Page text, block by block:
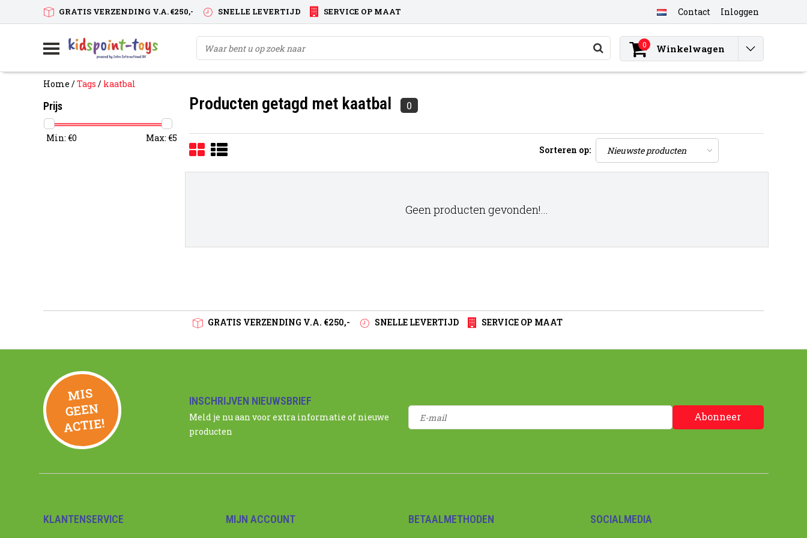
GRATIS VERZENDING V.A. €250,- SNELLE LEVERTIJD SERVICE OP MAAT Contact Inloggen
0 Winkelwagen
Home /Tags / kaatbal
Prijs
Min: €0 Max: €5
Producten getagd met kaatbal 0
Sorteren op:
Geen producten gevonden!...
GRATIS VERZENDING V.A. €250,- SNELLE LEVERTIJD SERVICE OP MAAT
MIS
GEE
N
ACTIE!
INSCHRIJVEN NIEUWSBRIEF
Meld je nu aan voor extra informatie of nieuwe
producten
Abonneer
KLANTENSERVICE MIJN ACCOUNT BETAALMETHODEN SOCIALMEDIA